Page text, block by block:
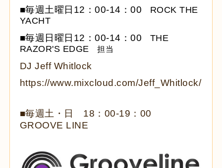
■毎週土曜日12：00-14：00
ROCK THE
YACHT
■毎週日曜日12：00-14：00
THE
RAZOR'S EDGE 担当
DJ Jeff Whitlock
https://www.mixcloud.com/Jeff_Whitlock/
■毎週土・日 18：00-19：00
GROOVE LINE